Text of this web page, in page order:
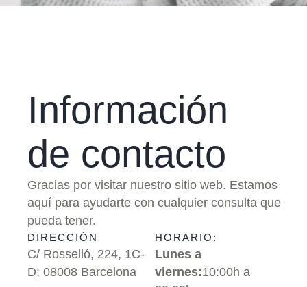
Información
de contacto
Gracias por visitar nuestro sitio web. Estamos
aquí para ayudarte con cualquier consulta que
pueda tener.
DIRECCIÓN
C/ Rosselló, 224, 1C-
D; 08008 Barcelona
HORARIO:
Lunes a
viernes:10:00h a